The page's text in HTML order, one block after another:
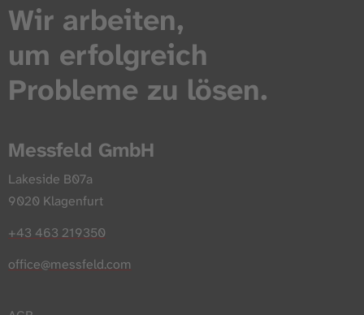
Wir arbeiten,
um erfolgreich
Probleme zu lösen.
Messfeld GmbH
Lakeside B07a
9020 Klagenfurt
+43 463 219350
office@messfeld.com